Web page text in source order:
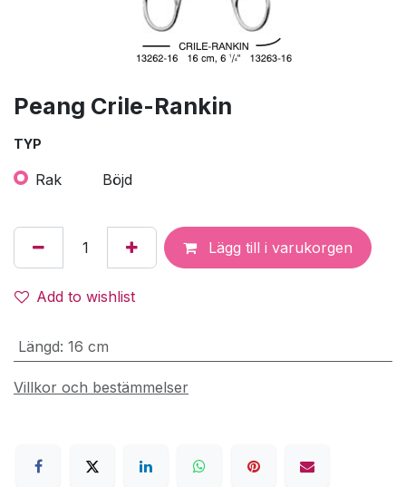
Peang Crile-Rankin
TYP
Rak Böjd
Lägg till i varukorgen
Add to wishlist
Längd: 16 cm
Villkor och bestämmelser